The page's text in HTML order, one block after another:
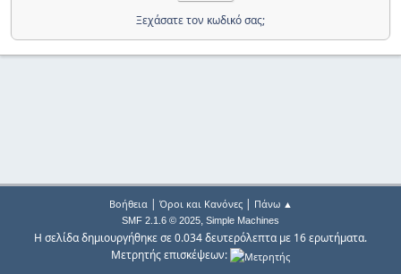
Ξεχάσατε τον κωδικό σας;
Βοήθεια| Όροι και Κανόνες| Πάνω ▲
SMF 2.1.6 © 2025, Simple Machines
Η σελίδα δημιουργήθηκε σε 0.034 δευτερόλεπτα με 16 ερωτήματα.
Μετρητής επισκέψεων: